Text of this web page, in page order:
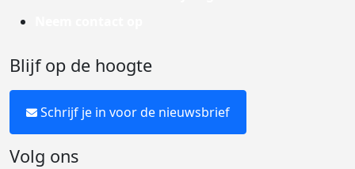
Blijf op de hoogte
Schrijf je in voor de nieuwsbrief
Volg ons